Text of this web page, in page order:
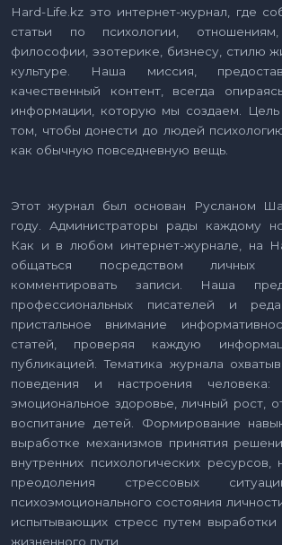
Hard-Life.kz это интернет-журнал, где
статьи по психологии, отношениям,
философии, эзотерике, бизнесу, стилю
культуре. Наша миссия,
качественный контент, всегда
информации, которую мы создаем. Цель
том, чтобы донести до людей
как обычную повседневную вещь.
Этот журнал был основан Русланом
году. Администраторы рады каждому
Как и в любом интернет-журнале, на
общаться посредством
комментировать записи. Наша
профессиональных писателей и
пристальное внимание
статей, проверяя каждую
публикацией. Тематика журнала
поведения и настроения человека:
эмоциональное здоровье, личный рост,
воспитание детей. Формирование
выработке механизмов принятия
внутренних психологических ресурсов,
преодоления стрессовых
психоэмоционального состояния
испытывающих стресс путем выработки
жизненного пути.